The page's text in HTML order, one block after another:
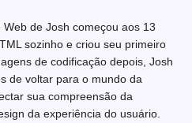
de Josh começou aos 13
sozinho e criou seu primeiro
de codificação depois, Josh
de voltar para o mundo da
sua compreensão da
da experiência do usuário.